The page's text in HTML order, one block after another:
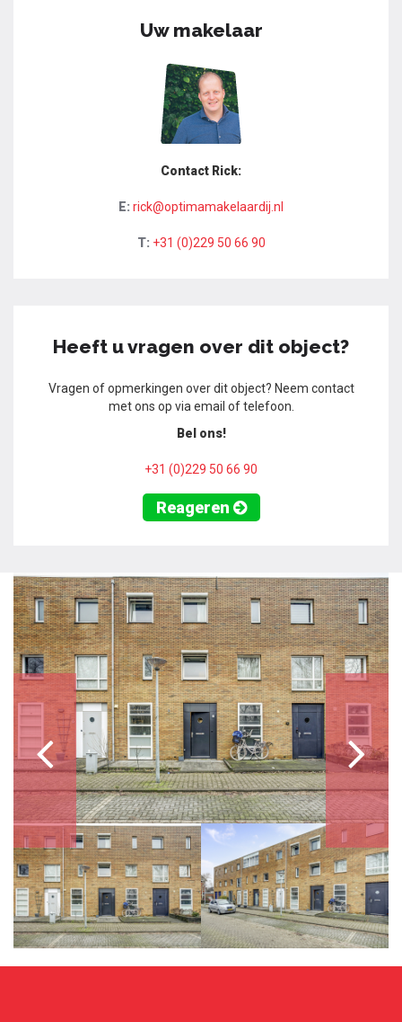
Uw makelaar
Contact Rick:
E: rick@optimamakelaardij.nl
T: +31 (0)229 50 66 90
Heeft u vragen over dit object?
Vragen of opmerkingen over dit object? Neem contact
met ons op via email of telefoon.
Bel ons!
+31 (0)229 50 66 90
Reageren